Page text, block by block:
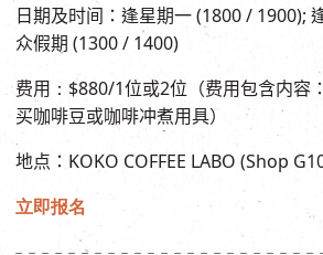
日期及时间： 逢星期一(1800 / 1900);
众假期 (1300 / 1400)
费用 ：$880/1位或2位（费用包含内容
买咖啡豆或咖啡冲煮用具）
地点： KOKO COFFEE LABO (Shop
立即报名